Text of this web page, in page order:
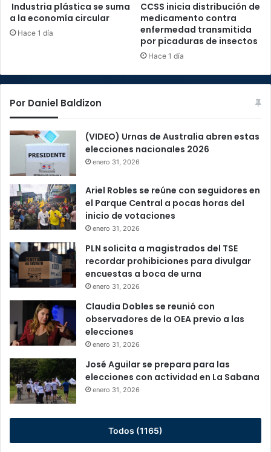
Industria plástica se suma
a la economía circular
Hace 1 día
CCSS inicia distribución de
medicamento contra
enfermedad transmitida
por picaduras de insectos
Hace 1 día
Por Daniel Baldizon
(VIDEO) Urnas de Australia abren estas
elecciones nacionales 2026
enero 31, 2026
Ariel Robles se reúne con seguidores en
el Parque Central a pocas horas del
inicio de votaciones
enero 31, 2026
PLN solicita a magistrados del TSE
recordar prohibiciones para divulgar
encuestas a boca de urna
enero 31, 2026
Claudia Dobles se reunió con
observadores de la OEA previo a las
elecciones
enero 31, 2026
José Aguilar se prepara para las
elecciones con actividad en La Sabana
enero 31, 2026
Todos (1165)